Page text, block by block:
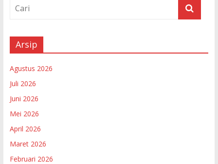
Arsip
Agustus 2026
Juli 2026
Juni 2026
Mei 2026
April 2026
Maret 2026
Februari 2026